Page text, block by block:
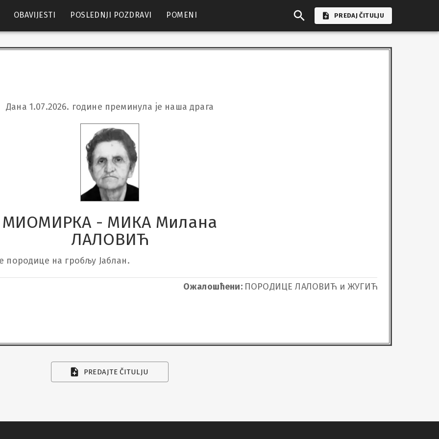
OBAVIJESTI POSLEDNJI POZDRAVI POMENI PREDAJ ČITULJU
Дана 1.07.2026. године преминула је наша драга
МИОМИРКА - МИКА Милана
ЛАЛОВИЋ
породице на гробљу Јаблан.
Ожалошћени: ПОРОДИЦЕ ЛАЛОВИЋ и ЖУГИЋ
PREDAJTE ČITULJU